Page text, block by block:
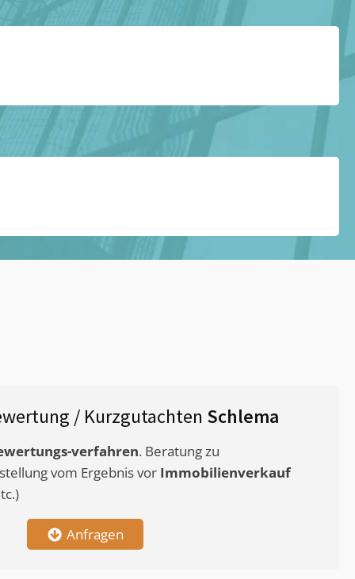
/ Kurzgutachten Schlema
verfahren. Beratung zu
vom Ergebnis vor Immobilienverkauf
Anfragen